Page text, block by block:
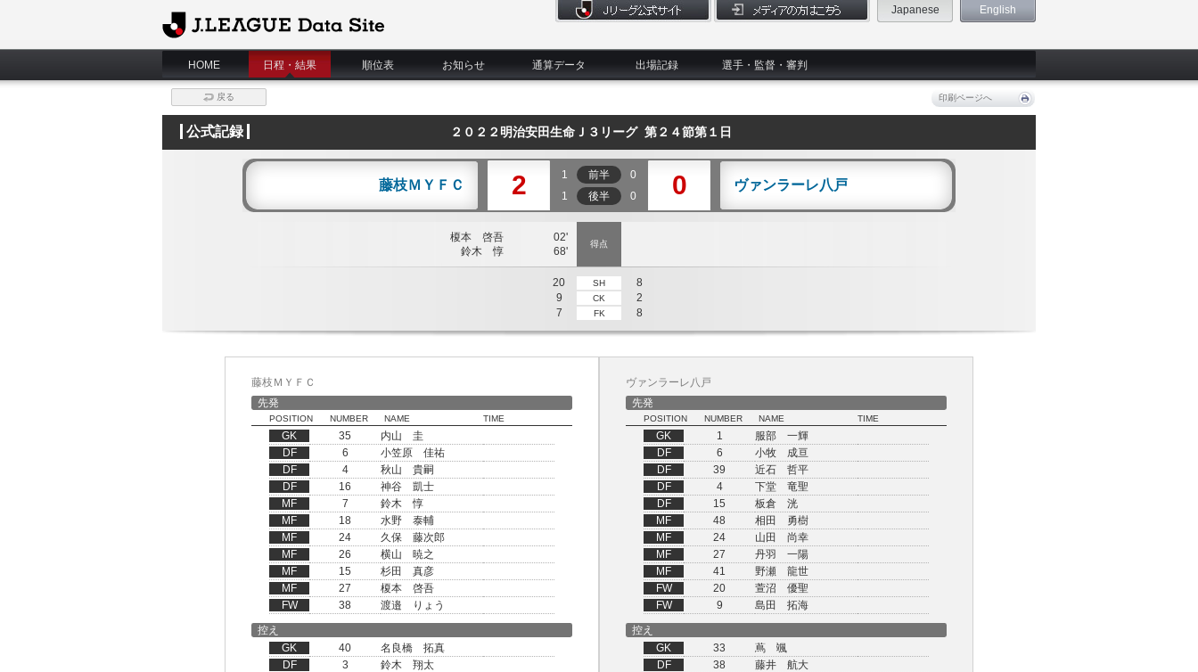
J.League Data Site
Japanese English
HOME 日程・結果 順位表 お知らせ 通算データ 出場記録 選手・監督・審判
戻る 印刷ページへ
公式記録 ２０２２明治安田生命Ｊ３リーグ 第２４節第１日
藤枝ＭＹＦＣ 2 1 前半
0
1
後半 0 0 ヴァンラーレ八戸
榎本 啓吾
02'
鈴木 惇
68'
得点
20 SH
8
9
CK
2
7
FK 8
藤枝ＭＹＦＣ
先発
POSITION NUMBER NAME TIME
GK 35
内山 圭
DF
6
小笠原 佳祐
DF
4
秋山 貴嗣
DF
16
神谷 凱士
MF
7
鈴木 惇
MF
18
水野 泰輔
MF
24
久保 藤次郎
MF
26
横山 暁之
MF
15
杉田 真彦
MF
27
榎本 啓吾
FW
38 渡邉 りょう
ヴァンラーレ八戸
先発
POSITION NUMBER NAME TIME
GK 1
服部 一輝
DF
6
小牧 成亘
DF
39
近石 哲平
DF
4
下堂 竜聖
DF
15
板倉 洸
MF
48
相田 勇樹
MF
24
山田 尚幸
MF
27
丹羽 一陽
MF
41
野瀬 龍世
FW
20
萱沼 優聖
FW
9
島田 拓海
控え
GK
40
名良橋 拓真
DF
3
鈴木 翔太
控え
GK
33
蔦 颯
DF
38
藤井 航大